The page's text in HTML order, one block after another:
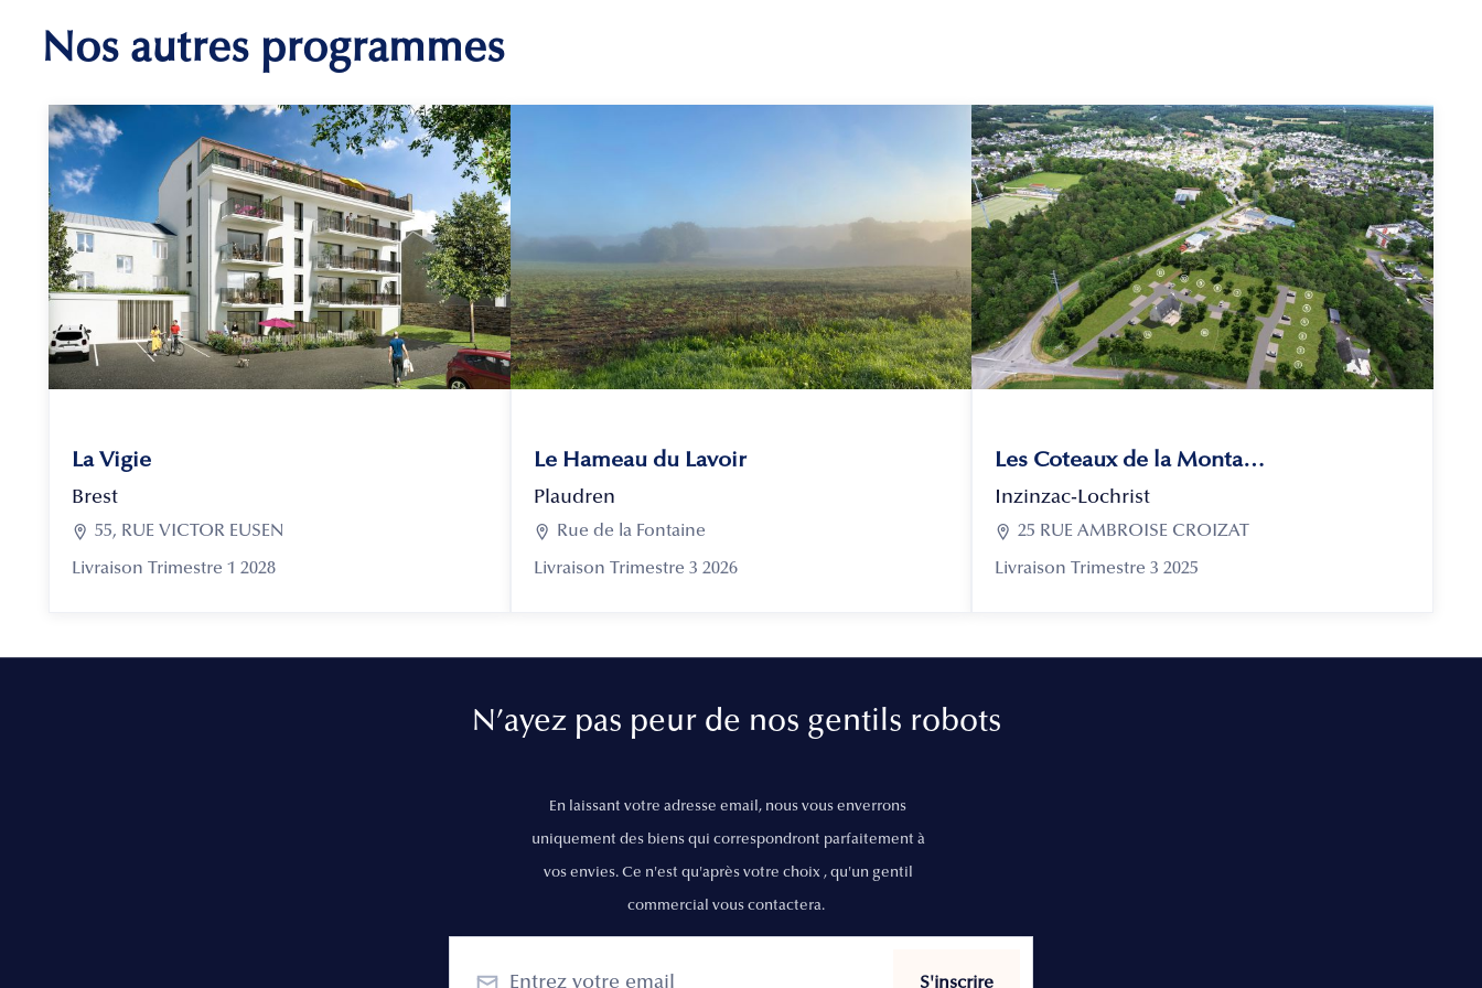
Nos autres programmes
La Vigie
Brest
 55, RUE VICTOR EUSEN
Livraison Trimestre 1 2028
Le Hameau du Lavoir
Plaudren
 Rue de la Fontaine
Livraison Trimestre 3 2026
Les Coteaux de la Montagne
Inzinzac-Lochrist
 25 RUE AMBROISE CROIZAT
Livraison Trimestre 3 2025
N’ayez pas peur de nos gentils robots
En laissant votre adresse email, nous vous enverrons
uniquement des biens qui correspondront parfaitement à
vos envies. Ce n'est qu'après votre choix , qu'un gentil
commercial vous contactera.